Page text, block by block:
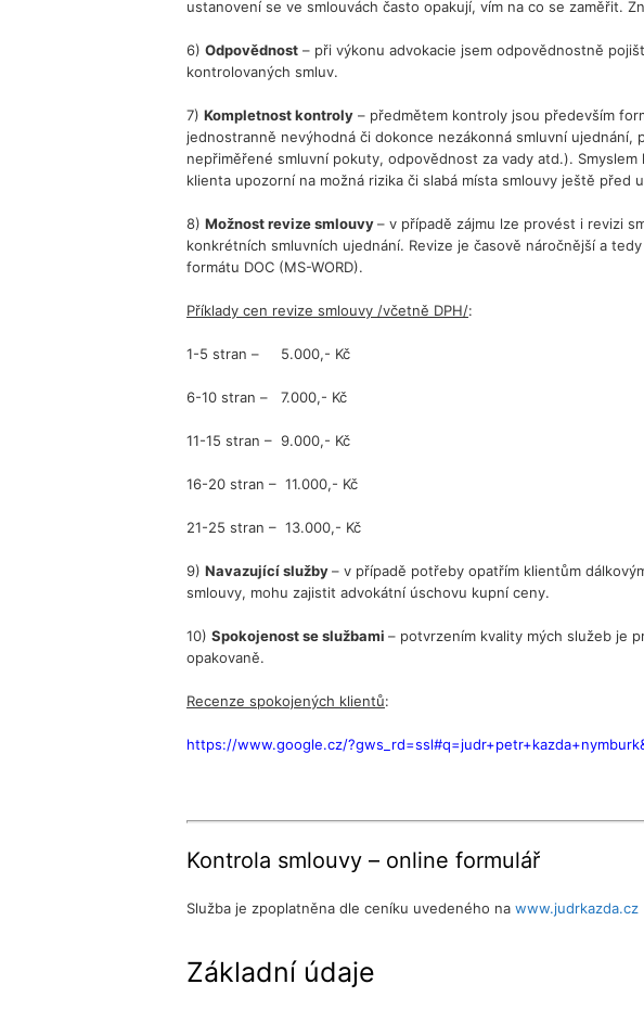
ustanovení se ve smlouvách často opakují, vím na co se zaměřit.
6) Odpovědnost – při výkonu advokacie jsem odpovědnostně
kontrolovaných smluv.
7) Kompletnost kontroly – předmětem kontroly jsou především
jednostranně nevýhodná či dokonce nezákonná smluvní
nepřiměřené smluvní pokuty, odpovědnost za vady atd.).
klienta upozorní na možná rizika či slabá místa smlouvy ještě
8) Možnost revize smlouvy– v případě zájmu lze provést i revizi
konkrétních smluvních ujednání. Revize je časově náročnější a
formátu DOC (MS-WORD).
Příklady cen revize smlouvy /včetně DPH/:
1-5 stran – 5.000,- Kč
6-10 stran – 7.000,- Kč
11-15 stran – 9.000,- Kč
16-20 stran – 11.000,- Kč
21-25 stran – 13.000,- Kč
9) Navazující služby– v případě potřeby opatřím klientům
smlouvy, mohu zajistit advokátní úschovu kupní ceny.
10) Spokojenost se službami – potvrzením kvality mých služeb je
opakovaně.
Recenze spokojených klientů:
https://www.google.cz/
Kontrola smlouvy – online formulář
Služba je zpoplatněna dle ceníku uvedeného na www.judrkazda.cz
Základní údaje